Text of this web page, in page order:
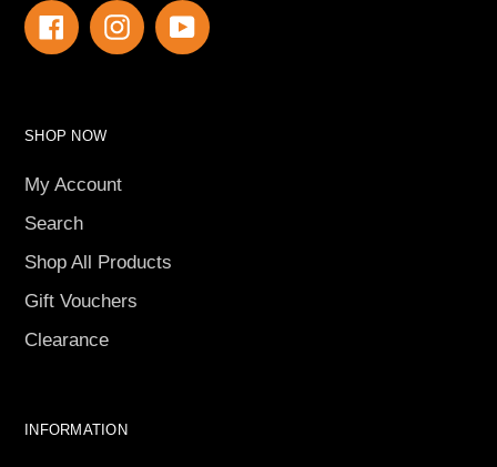
FacebookInstagramYouTube
SHOP NOW
My Account
Search
Shop All Products
Gift Vouchers
Clearance
INFORMATION